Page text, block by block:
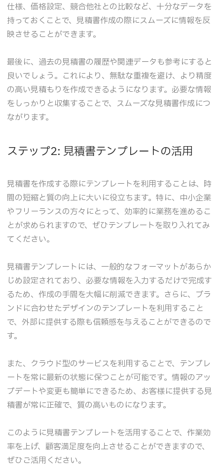
仕様、価格設定、競合他社との比較など、十分なデータを
持っておくことで、見積書作成の際にスムーズに情報を反
映させることができます。
最後に、過去の見積書の履歴や関連データも参考にすると
良いでしょう。これにより、無駄な重複を避け、より精度
の高い見積もりを作成できるようになります。必要な情報
をしっかりと収集することで、スムーズな見積書作成につ
ながります。
ステップ2: 見積書テンプレートの活用
見積書を作成する際にテンプレートを利用することは、時
間の短縮と質の向上に大いに役立ちます。特に、中小企業
やフリーランスの方々にとって、効率的に業務を進めるこ
とが求められますので、ぜひテンプレートを取り入れてみ
てください。
見積書テンプレートには、一般的なフォーマットがあらか
じめ設定されており、必要な情報を入力するだけで完成す
るため、作成の手間を大幅に削減できます。さらに、ブラ
ンドに合わせたデザインのテンプレートを利用すること
で、外部に提供する際も信頼感を与えることができるので
す。
また、クラウド型のサービスを利用することで、テンプレ
ートを常に最新の状態に保つことが可能です。情報のアッ
プデートや変更も簡単にできるため、お客様に提供する見
積書が常に正確で、質の高いものになります。
このように見積書テンプレートを活用することで、作業効
率を上げ、顧客満足度を向上させることができますので、
ぜひご活用ください。